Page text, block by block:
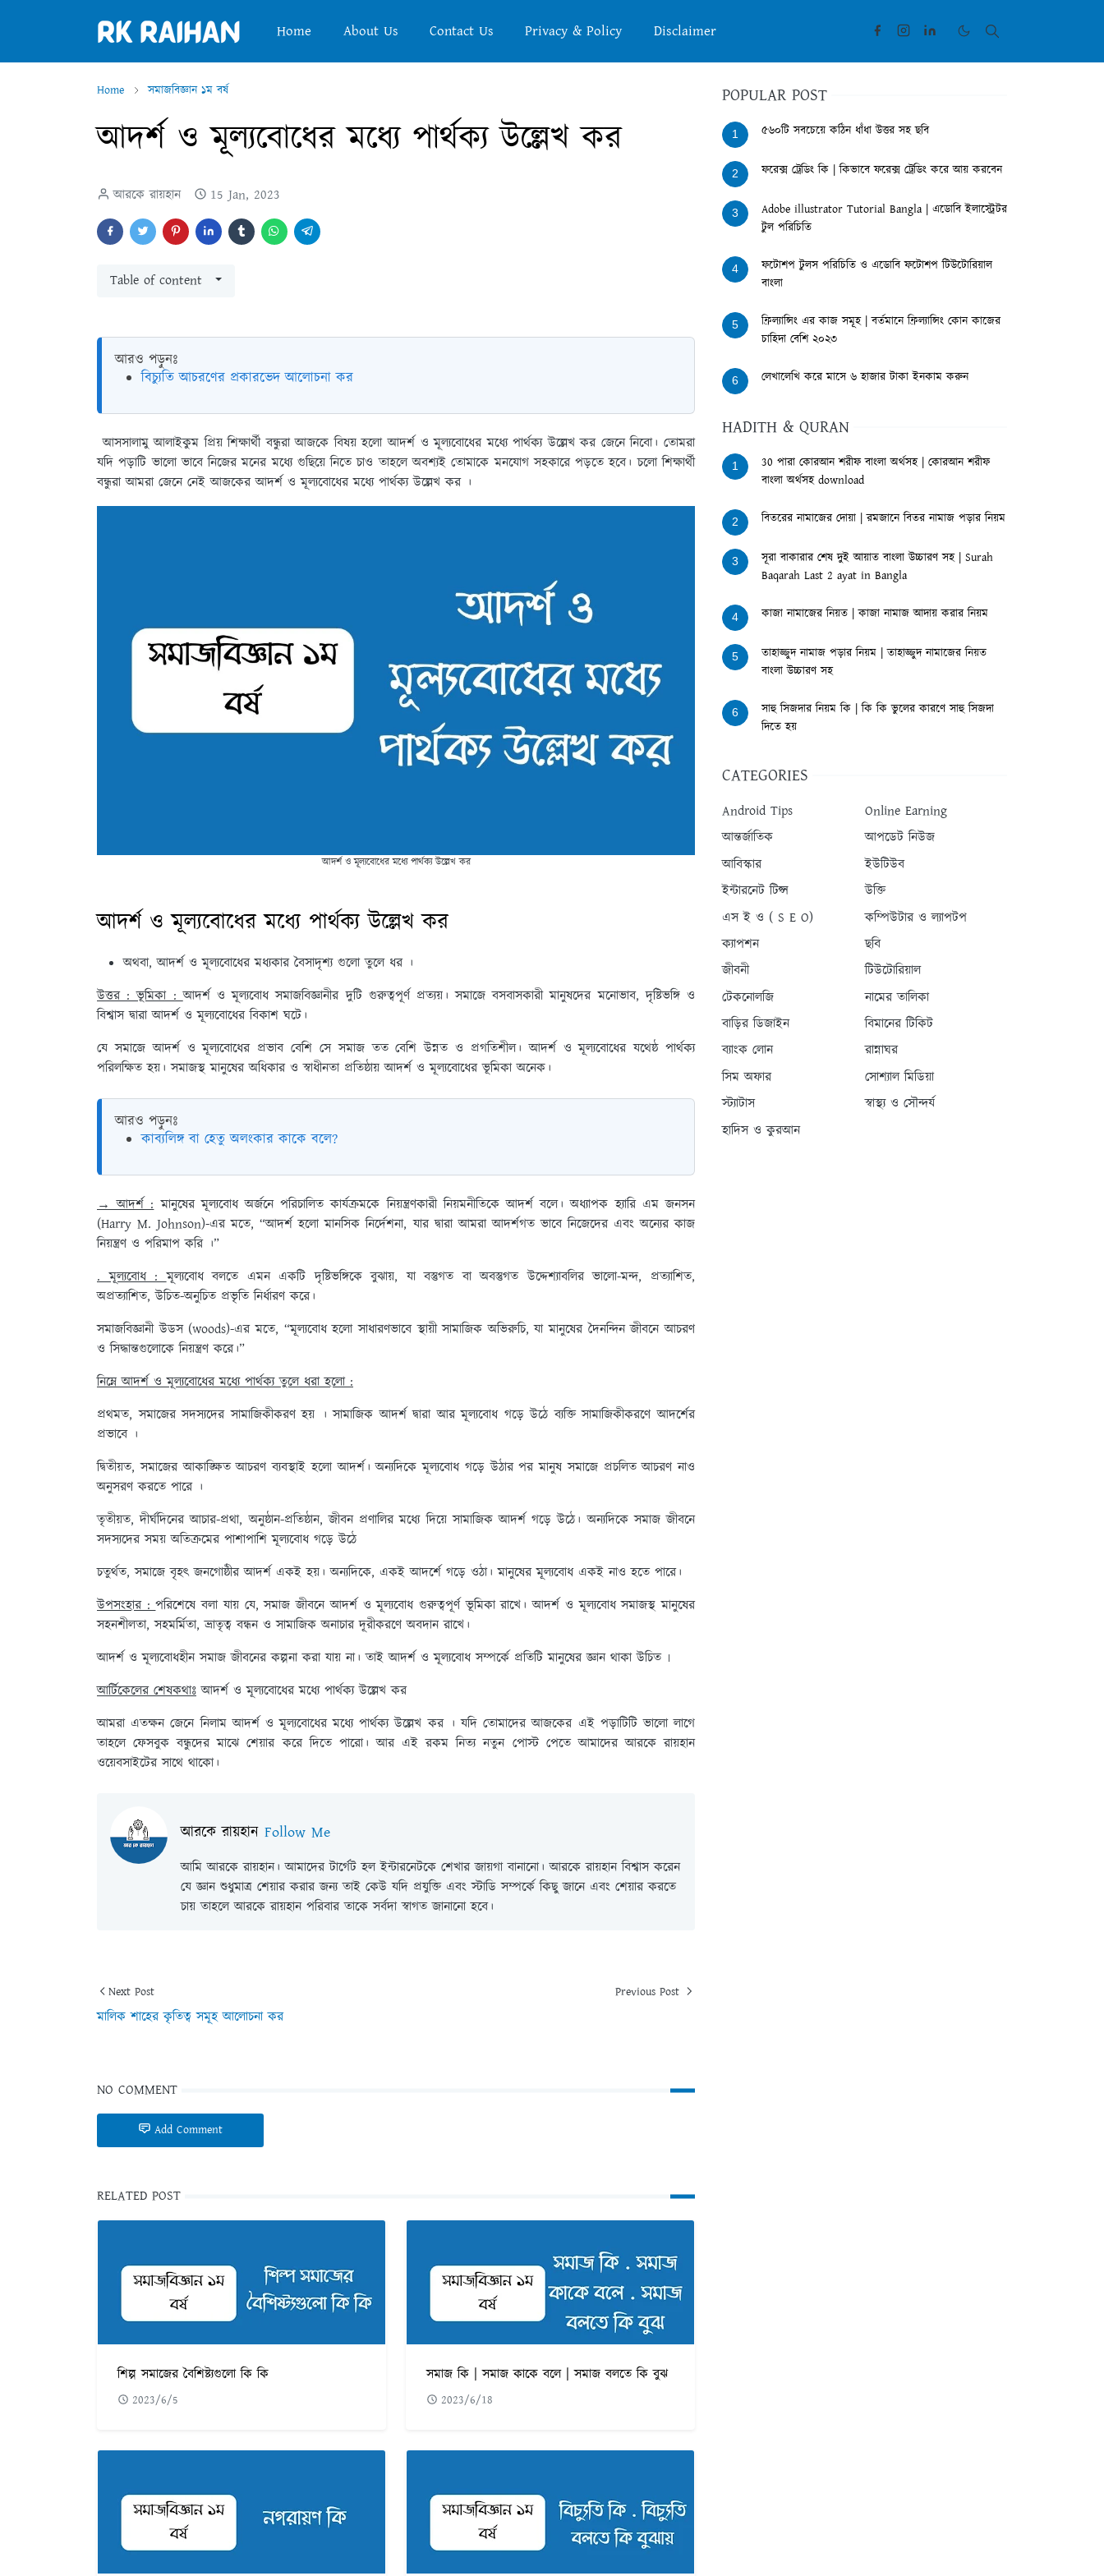
Home About Us Contact Us Privacy & Policy Disclaimer
Home সমাজবিজ্ঞান ১ম বর্ষ
আদর্শ ও মূল্যবোধের মধ্যে পার্থক্য উল্লেখ কর
আরকে রায়হান 15 Jan, 2023
Table of content
আরও পড়ুনঃ
বিচ্যুতি আচরণের প্রকারভেদ আলোচনা কর
আসসালামু আলাইকুম প্রিয় শিক্ষার্থী বন্ধুরা আজকে বিষয় হলো আদর্শ ও মূল্যবোধের মধ্যে পার্থক্য উল্লেখ কর জেনে নিবো। তোমরা
যদি পড়াটি ভালো ভাবে নিজের মনের মধ্যে গুছিয়ে নিতে চাও তাহলে অবশ্যই তোমাকে মনযোগ সহকারে পড়তে হবে। চলো শিক্ষার্থী
বন্ধুরা আমরা জেনে নেই আজকের আদর্শ ও মূল্যবোধের মধ্যে পার্থক্য উল্লেখ কর ।
আদর্শ ও মূল্যবোধের মধ্যে পার্থক্য উল্লেখ কর
আদর্শ ও মূল্যবোধের মধ্যে পার্থক্য উল্লেখ কর
অথবা, আদর্শ ও মূল্যবোধের মধ্যকার বৈসাদৃশ্য গুলো তুলে ধর ।
উত্তর : ভূমিকা :আদর্শ ও মূল্যবোধ সমাজবিজ্ঞানীর দুটি গুরুত্বপূর্ণ প্রত্যয়। সমাজে বসবাসকারী মানুষদের মনোভাব, দৃষ্টিভঙ্গি ও
বিশ্বাস দ্বারা আদর্শ ও মূল্যবোধের বিকাশ ঘটে।
যে সমাজে আদর্শ ও মূল্যবোধের প্রভাব বেশি সে সমাজ তত বেশি উন্নত ও প্রগতিশীল। আদর্শ ও মূল্যবোধের যথেষ্ঠ পার্থক্য
পরিলক্ষিত হয়। সমাজস্থ মানুষের অধিকার ও স্বাধীনতা প্রতিষ্ঠায় আদর্শ ও মূল্যবোধের ভূমিকা অনেক।
আরও পড়ুনঃ
কাব্যলিঙ্গ বা হেতু অলংকার কাকে বলে?
→ আদর্শ :মানুষের মূল্যবোধ অর্জনে পরিচালিত কার্যক্রমকে নিয়ন্ত্রণকারী নিয়মনীতিকে আদর্শ বলে। অধ্যাপক হ্যারি এম জনসন
(Harry M. Johnson)-এর মতে, “আদর্শ হলো মানসিক নির্দেশনা, যার দ্বারা আমরা আদর্শগত ভাবে নিজেদের এবং অন্যের কাজ
নিয়ন্ত্রণ ও পরিমাপ করি ।”
. মূল্যবোধ :মূল্যবোধ বলতে এমন একটি দৃষ্টিভঙ্গিকে বুঝায়, যা বস্তুগত বা অবস্তুগত উদ্দেশ্যাবলির ভালো-মন্দ, প্রত্যাশিত,
অপ্রত্যাশিত, উচিত-অনুচিত প্রভৃতি নির্ধারণ করে।
সমাজবিজ্ঞানী উডস (woods)-এর মতে, “মূল্যবোধ হলো সাধারণভাবে স্থায়ী সামাজিক অভিরুচি, যা মানুষের দৈনন্দিন জীবনে আচরণ
ও সিদ্ধান্তগুলোকে নিয়ন্ত্রণ করে।”
নিম্নে আদর্শ ও মূল্যবোধের মধ্যে পার্থক্য তুলে ধরা হলো :
প্রথমত,সমাজের সদস্যদের সামাজিকীকরণ হয় । সামাজিক আদর্শ দ্বারা আর মূল্যবোধ গড়ে উঠে ব্যক্তি সামাজিকীকরণে আদর্শের
প্রভাবে ।
দ্বিতীয়ত,সমাজের আকাঙ্ক্ষিত আচরণ ব্যবস্থাই হলো আদর্শ। অন্যদিকে মূল্যবোধ গড়ে উঠার পর মানুষ সমাজে প্রচলিত আচরণ নাও
অনুসরণ করতে পারে ।
তৃতীয়ত,দীর্ঘদিনের আচার-প্রথা, অনুষ্ঠান-প্রতিষ্ঠান, জীবন প্রণালির মধ্যে দিয়ে সামাজিক আদর্শ গড়ে উঠে। অন্যদিকে সমাজ জীবনে
সদস্যদের সময় অতিক্রমের পাশাপাশি মূল্যবোধ গড়ে উঠে
চতুর্থত,সমাজে বৃহৎ জনগোষ্ঠীর আদর্শ একই হয়। অন্যদিকে, একই আদর্শে গড়ে ওঠা। মানুষের মূল্যবোধ একই নাও হতে পারে।
উপসংহার :পরিশেষে বলা যায় যে, সমাজ জীবনে আদর্শ ও মূল্যবোধ গুরুত্বপূর্ণ ভূমিকা রাখে। আদর্শ ও মূল্যবোধ সমাজস্থ মানুষের
সহনশীলতা, সহমর্মিতা, ভ্রাতৃত্ব বন্ধন ও সামাজিক অনাচার দূরীকরণে অবদান রাখে।
আদর্শ ও মূল্যবোধহীন সমাজ জীবনের কল্পনা করা যায় না। তাই আদর্শ ও মূল্যবোধ সম্পর্কে প্রতিটি মানুষের জ্ঞান থাকা উচিত ৷
আর্টিকেলের শেষকথাঃ আদর্শ ও মূল্যবোধের মধ্যে পার্থক্য উল্লেখ কর
আমরা এতক্ষন জেনে নিলাম আদর্শ ও মূল্যবোধের মধ্যে পার্থক্য উল্লেখ কর । যদি তোমাদের আজকের এই পড়াটিটি ভালো লাগে
তাহলে ফেসবুক বন্ধুদের মাঝে শেয়ার করে দিতে পারো। আর এই রকম নিত্য নতুন পোস্ট পেতে আমাদের আরকে রায়হান
ওয়েবসাইটের সাথে থাকো।
আরকে রায়হান Follow Me
আমি আরকে রায়হান। আমাদের টার্গেট হল ইন্টারনেটকে শেখার জায়গা বানানো। আরকে রায়হান বিশ্বাস করেন
যে জ্ঞান শুধুমাত্র শেয়ার করার জন্য তাই কেউ যদি প্রযুক্তি এবং স্টাডি সম্পর্কে কিছু জানে এবং শেয়ার করতে
চায় তাহলে আরকে রায়হান পরিবার তাকে সর্বদা স্বাগত জানানো হবে।
Next Post
মালিক শাহের কৃতিত্ব সমূহ আলোচনা কর
Previous Post
NO COMMENT
Add Comment
RELATED POST
শিল্প সমাজের বৈশিষ্ট্যগুলো কি কি
2023/6/5
সমাজ কি | সমাজ কাকে বলে | সমাজ বলতে কি বুঝ
2023/6/18
POPULAR POST
1 ৫৬০টি সবচেয়ে কঠিন ধাঁধা উত্তর সহ ছবি
2 ফরেক্স ট্রেডিং কি | কিভাবে ফরেক্স ট্রেডিং করে আয় করবেন
3
Adobe illustrator Tutorial Bangla | এডোবি ইলাস্ট্রেটর
টুল পরিচিতি
4
ফটোশপ টুলস পরিচিতি ও এডোবি ফটোশপ টিউটোরিয়াল
বাংলা
5
ফ্রিল্যান্সিং এর কাজ সমূহ | বর্তমানে ফ্রিল্যান্সিং কোন কাজের
চাহিদা বেশি ২০২৩
6 লেখালেখি করে মাসে ৬ হাজার টাকা ইনকাম করুন
HADITH & QURAN
1
30 পারা কোরআন শরীফ বাংলা অর্থসহ | কোরআন শরীফ
বাংলা অর্থসহ download
2 বিতরের নামাজের দোয়া | রমজানে বিতর নামাজ পড়ার নিয়ম
3
সূরা বাকারার শেষ দুই আয়াত বাংলা উচ্চারণ সহ | Surah
Baqarah Last 2 ayat in Bangla
4 কাজা নামাজের নিয়ত | কাজা নামাজ আদায় করার নিয়ম
5
তাহাজ্জুদ নামাজ পড়ার নিয়ম | তাহাজ্জুদ নামাজের নিয়ত
বাংলা উচ্চারণ সহ
6
সাহু সিজদার নিয়ম কি | কি কি ভুলের কারণে সাহু সিজদা
দিতে হয়
CATEGORIES
Android Tips
Online Earning
আন্তর্জাতিক
আপডেট নিউজ
আবিস্কার
ইউটিউব
ইন্টারনেট টিপ্স
উক্তি
এস ই ও ( S E O)
কম্পিউটার ও ল্যাপটপ
ক্যাপশন
ছবি
জীবনী
টিউটোরিয়াল
টেকনোলজি
নামের তালিকা
বাড়ির ডিজাইন
বিমানের টিকিট
ব্যাংক লোন
রান্নাঘর
সিম অফার
সোশ্যাল মিডিয়া
স্ট্যাটাস
স্বাস্থ্য ও সৌন্দর্য
হাদিস ও কুরআন